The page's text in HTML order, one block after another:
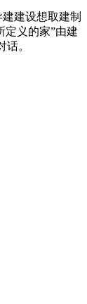
建设想取建制
定义的家”由建
。